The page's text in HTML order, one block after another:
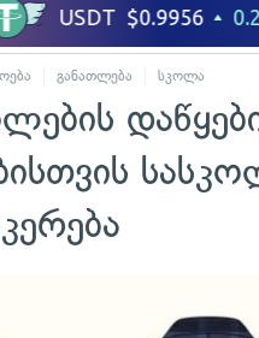
განათლება სკოლა